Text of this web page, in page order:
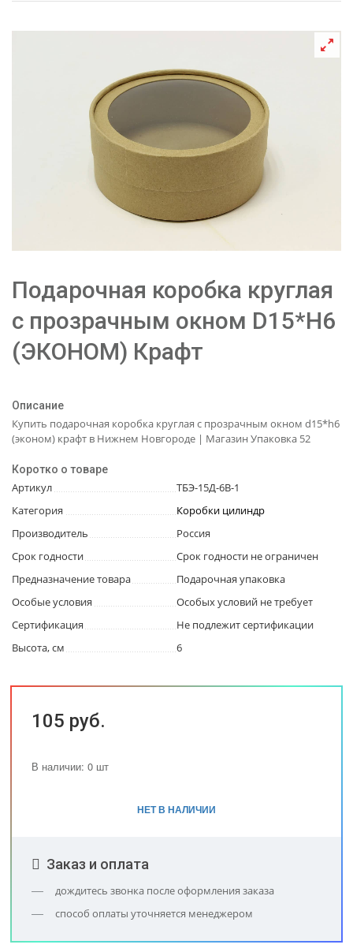
Подарочная коробка круглая
с прозрачным окном D15*H6
(ЭКОНОМ) Крафт
Описание
Купить подарочная коробка круглая с прозрачным окном d15*h6
(эконом) крафт в Нижнем Новгороде | Магазин Упаковка 52
Коротко о товаре
Артикул
ТБЭ-15Д-6В-1
Категория
Коробки цилиндр
Производитель
Россия
Срок годности
Срок годности не ограничен
Предназначение товара
Подарочная упаковка
Особые условия
Особых условий не требует
Сертификация
Не подлежит сертификации
Высота, см
6
105 руб.
В наличии: 0 шт
НЕТ В НАЛИЧИИ
Заказ и оплата
дождитесь звонка после оформления заказа
способ оплаты уточняется менеджером